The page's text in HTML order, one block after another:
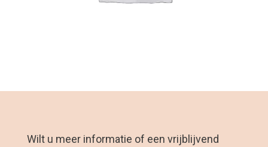
Wilt u meer informatie of een vrijblijvend